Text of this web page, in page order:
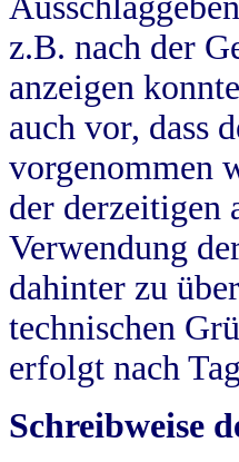
z.B. nach der
anzeigen
auch vor, dass
vorgenommen
der derzeitigen
Verwendung
dahinter zu
technischen
erfolgt nach
Schreibweise